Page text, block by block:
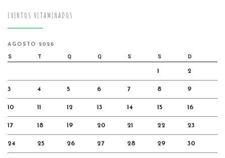
EVENTOS VITAMINADOS
AGOSTO 2026
S T Q Q S S D
1 2
3 4 5 6 7 8 9
10 11 12 13 14 15 16
17 18 19 20 21 22 23
24 25 26 27 28 29 30